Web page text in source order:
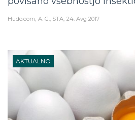
Hudo.com A. G., STA 24. Avg 2017
AKTUALNO